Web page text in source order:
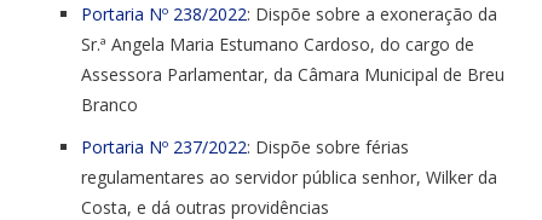
Portaria Nº 238/2022: Dispõe sobre a exoneração da
Sr.ª Angela Maria Estumano Cardoso, do cargo de
Assessora Parlamentar, da Câmara Municipal de Breu
Branco
Portaria Nº 237/2022: Dispõe sobre férias
regulamentares ao servidor pública senhor, Wilker da
Costa, e dá outras providências